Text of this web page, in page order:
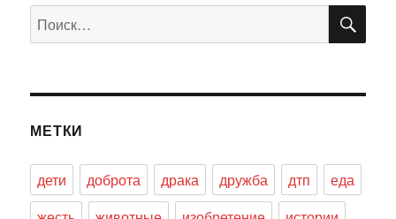
Искать:
МЕТКИ
дети доброта драка дружба дтп
еда